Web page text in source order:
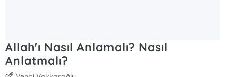
Allah'ı Nasıl Anlamalı? Nasıl
Anlatmalı?